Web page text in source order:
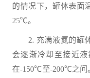
的情况下，罐体表面
25℃。
2. 充满液氮的罐体
会逐渐冷却至接近
在-150℃至-200℃之间